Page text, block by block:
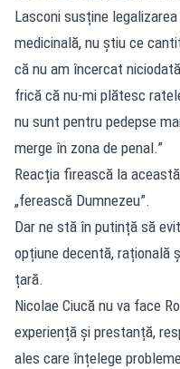
Lasconi susține
medicinală, nu știu ce
că nu am încercat
frică că nu-mi plătesc
nu sunt pentru pedepse
merge în zona de penal.”
Reacția firească la
„ferească Dumnezeu”.
Dar ne stă în putință să
opțiune decentă, rațională
țară.
Nicolae Ciucă nu va face
experiență și prestanță,
ales care înțelege